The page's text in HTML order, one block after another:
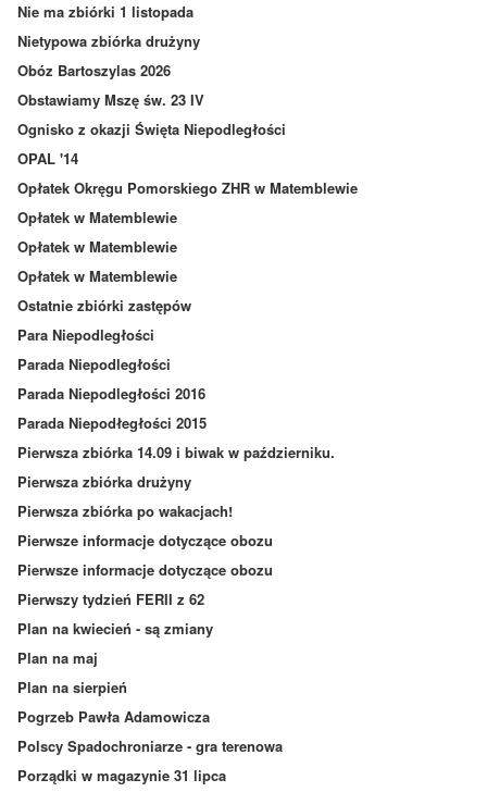
Nie ma zbiórki 1 listopada
Nietypowa zbiórka drużyny
Obóz Bartoszylas 2026
Obstawiamy Mszę św. 23 IV
Ognisko z okazji Święta Niepodległości
OPAL '14
Opłatek Okręgu Pomorskiego ZHR w Matemblewie
Opłatek w Matemblewie
Opłatek w Matemblewie
Opłatek w Matemblewie
Ostatnie zbiórki zastępów
Para Niepodległości
Parada Niepodległości
Parada Niepodległości 2016
Parada Niepodłegłości 2015
Pierwsza zbiórka 14.09 i biwak w październiku.
Pierwsza zbiórka drużyny
Pierwsza zbiórka po wakacjach!
Pierwsze informacje dotyczące obozu
Pierwsze informacje dotyczące obozu
Pierwszy tydzień FERII z 62
Plan na kwiecień - są zmiany
Plan na maj
Plan na sierpień
Pogrzeb Pawła Adamowicza
Polscy Spadochroniarze - gra terenowa
Porządki w magazynie 31 lipca